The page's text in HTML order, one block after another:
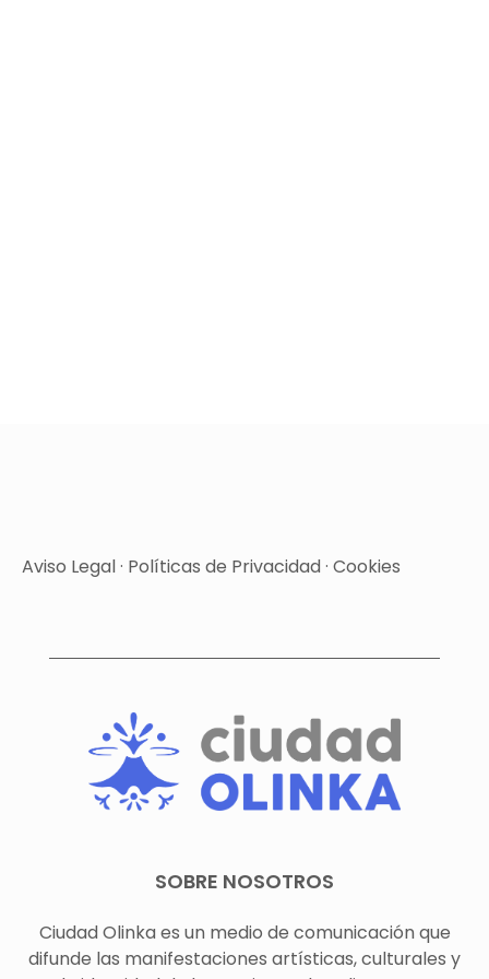
Aviso Legal· Políticas de Privacidad· Cookies
SOBRE NOSOTROS
Ciudad Olinka es un medio de comunicación que
difunde las manifestaciones artísticas, culturales y